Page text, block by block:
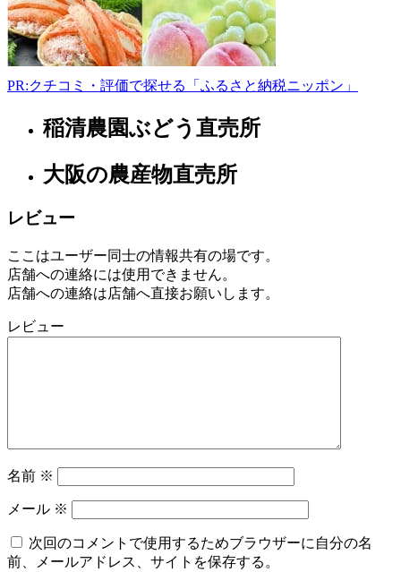
PR:クチコミ・評価で探せる「ふるさと納税ニッポン」
大
府
然
品
店
2022
8
月
20
日
っ
稲清農園ぶどう直売所
大阪の農産物直売所
レビュー
ここはユーザー同士の情報共有の場です。
店舗への連絡には使用できません。
店舗への連絡は店舗へ直接お願いします。
レビュー
名前 ※
メール ※
次回のコメントで使用するためブラウザーに自分の名
前、メールアドレス、サイトを保存する。